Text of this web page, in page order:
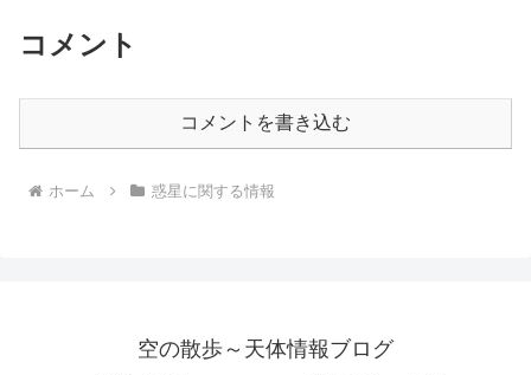
コメント
コメントを書き込む
ホーム 惑星に関する情報
空の散歩～天体情報ブログ